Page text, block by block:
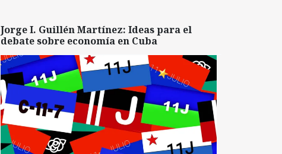
Jorge I. Guillén Martínez: Ideas para el
debate sobre economía en Cuba